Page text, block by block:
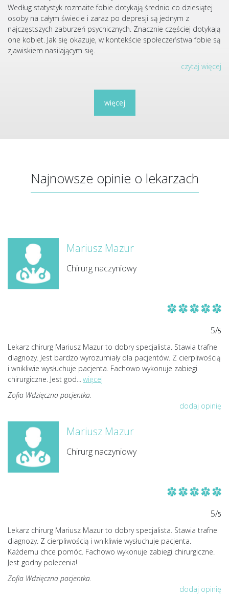
Według statystyk rozmaite fobie dotykają średnio co dziesiątej
osoby na całym świecie i zaraz po depresji są jednym z
najczęstszych zaburzeń psychicznych. Znacznie częściej dotykają
one kobiet. Jak się okazuje, w kontekście społeczeństwa fobie są
zjawiskiem nasilającym się.
czytaj więcej
więcej
Najnowsze opinie o lekarzach
Mariusz Mazur
Chirurg naczyniowy
5/5
Lekarz chirurg Mariusz Mazur to dobry specjalista. Stawia trafne
diagnozy. Jest bardzo wyrozumiały dla pacjentów. Z cierpliwością
i wnikliwie wysłuchuje pacjenta. Fachowo wykonuje zabiegi
chirurgiczne. Jest god
więcej
Zofia Wdzięczna pacjentka.
dodaj opinię
Mariusz Mazur
Chirurg naczyniowy
5/5
Lekarz chirurg Mariusz Mazur to dobry specjalista. Stawia trafne
diagnozy. Z cierpliwością i wnikliwie wysłuchuje pacjenta.
Każdemu chce pomóc. Fachowo wykonuje zabiegi chirurgiczne.
Jest godny polecenia!
Zofia Wdzięczna pacjentka.
dodaj opinię